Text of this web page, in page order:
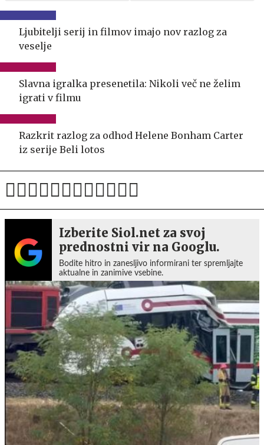
Ljubitelji serij in filmov imajo nov razlog za
veselje
Slavna igralka presenetila: Nikoli več ne želim
igrati v filmu
Razkrit razlog za odhod Helene Bonham Carter
iz serije Beli lotos
Izberite Siol.net za svoj
prednostni vir na Googlu.
Bodite hitro in zanesljivo informirani ter spremljajte
aktualne in zanimive vsebine.